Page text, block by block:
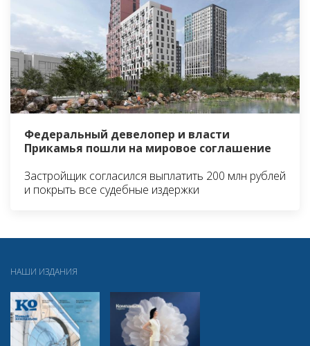
Федеральный девелопер и власти
Прикамья пошли на мировое соглашение
Застройщик согласился выплатить 200 млн рублей
и покрыть все судебные издержки
НАШИ ИЗДАНИЯ